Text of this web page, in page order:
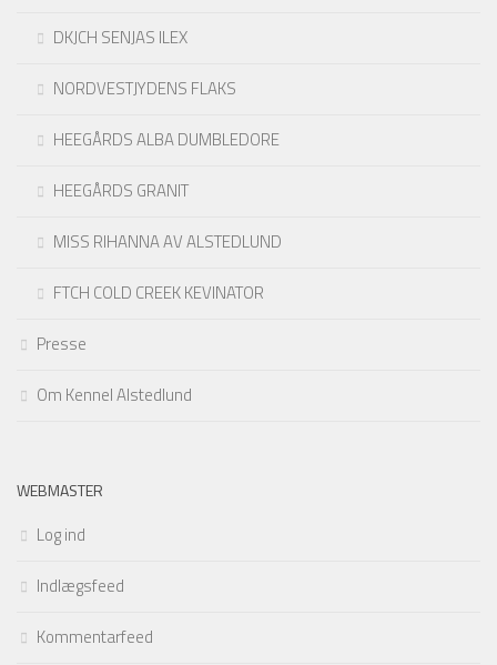
DKJCH SENJAS ILEX
NORDVESTJYDENS FLAKS
HEEGÅRDS ALBA DUMBLEDORE
HEEGÅRDS GRANIT
MISS RIHANNA AV ALSTEDLUND
FTCH COLD CREEK KEVINATOR
Presse
Om Kennel Alstedlund
WEBMASTER
Log ind
Indlægsfeed
Kommentarfeed